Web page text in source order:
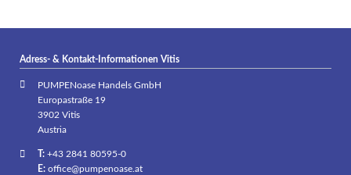
Adress- & Kontakt-Informationen Vitis
PUMPENoase Handels GmbH
Europastraße 19
3902 Vitis
Austria
T:+43 2841 80595-0
E: office@pumpenoase.at